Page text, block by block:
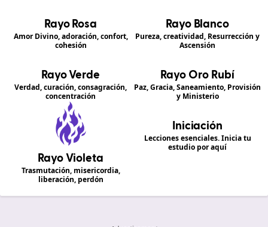
Rayo Rosa
Amor Divino, adoración, confort,
cohesión
Rayo Blanco
Pureza, creatividad, Resurrección y
Ascensión
Rayo Verde
Verdad, curación, consagración,
concentración
Rayo Oro Rubí
Paz, Gracia, Saneamiento, Provisión
y Ministerio
Rayo Violeta
Trasmutación, misericordia,
liberación, perdón
Iniciación
Lecciones esenciales. Inicia tu
estudio por aquí